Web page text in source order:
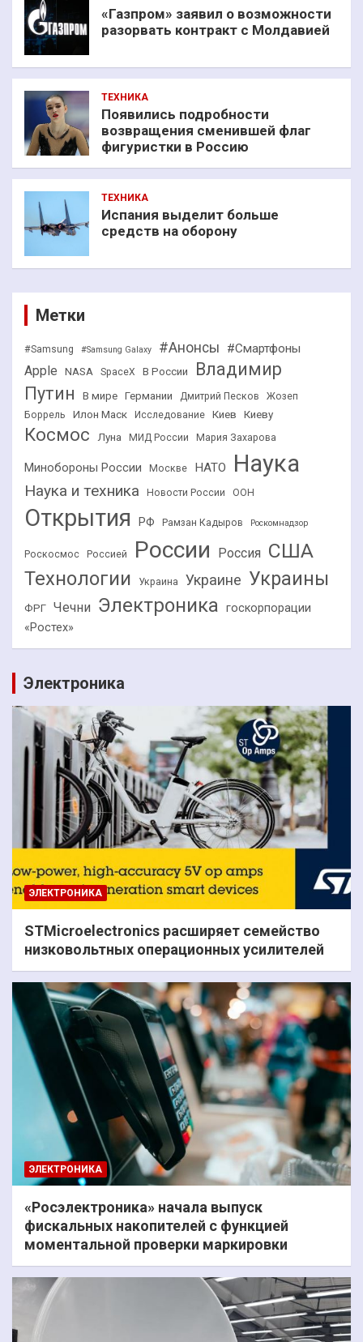
«Газпром» заявил о возможности
разорвать контракт с Молдавией
ТЕХНИКА
Появились подробности
возвращения сменившей флаг
фигуристки в Россию
ТЕХНИКА
Испания выделит больше
средств на оборону
Метки
#Samsung #Samsung Galaxy #Анонсы #Смартфоны
Apple NASA SpaceX В России
Владимир
Путин
В мире Германии Дмитрий Песков
Жозеп
Боррель
Илон Маск Исследование Киев Киеву
Космос Луна МИД России Мария Захарова
Минобороны России Москве НАТО Наука
Наука и техника Новости России ООН
Открытия РФ Рамзан Кадыров Роскомнадзор
Роскосмос Россией России Россия США
Технологии Украина Украине Украины
ФРГ Чечни Электроника госкорпорации
«Ростех»
Электроника
ЭЛЕКТРОНИКА
STMicroelectronics расширяет семейство
низковольтных операционных усилителей
ЭЛЕКТРОНИКА
«Росэлектроника» начала выпуск
фискальных накопителей с функцией
моментальной проверки маркировки